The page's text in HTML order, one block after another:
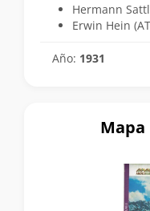
Hermann
Erwin Hein
Año: 1931